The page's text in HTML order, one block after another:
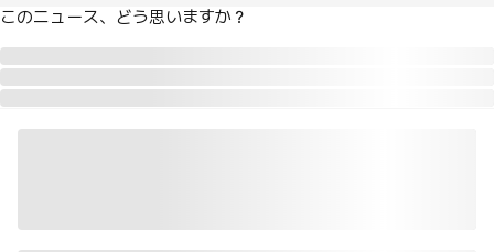
このニュース、どう思いますか？